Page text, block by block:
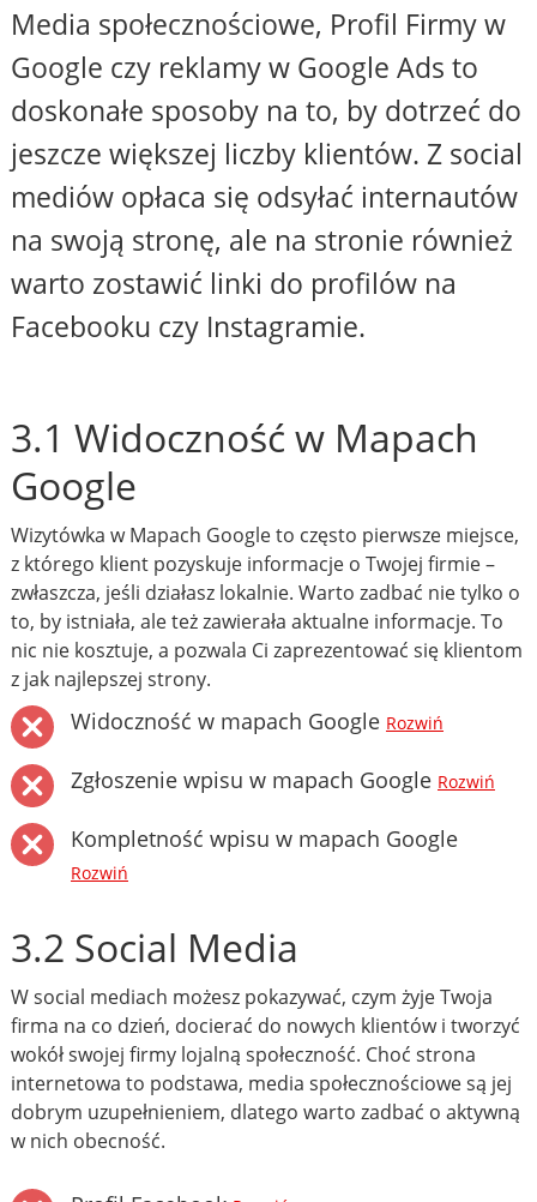
Media społecznościowe, Profil Firmy w
Google czy reklamy w Google Ads to
doskonałe sposoby na to, by dotrzeć do
jeszcze większej liczby klientów. Z social
mediów opłaca się odsyłać internautów
na swoją stronę, ale na stronie również
warto zostawić linki do profilów na
Facebooku czy Instagramie.
3.1 Widoczność w Mapach
Google
Wizytówka w Mapach Google to często pierwsze miejsce,
z którego klient pozyskuje informacje o Twojej firmie –
zwłaszcza, jeśli działasz lokalnie. Warto zadbać nie tylko o
to, by istniała, ale też zawierała aktualne informacje. To
nic nie kosztuje, a pozwala Ci zaprezentować się klientom
z jak najlepszej strony.
Widoczność w mapach Google Rozwiń
Zgłoszenie wpisu w mapach Google Rozwiń
Kompletność wpisu w mapach Google
Rozwiń
3.2 Social Media
W social mediach możesz pokazywać, czym żyje Twoja
firma na co dzień, docierać do nowych klientów i tworzyć
wokół swojej firmy lojalną społeczność. Choć strona
internetowa to podstawa, media społecznościowe są jej
dobrym uzupełnieniem, dlatego warto zadbać o aktywną
w nich obecność.